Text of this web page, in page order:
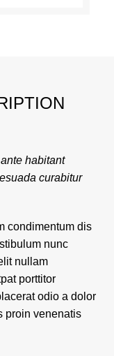
habitant
curabitur
condimentum dis
nunc
nullam
porttitor
odio a dolor
proin venenatis